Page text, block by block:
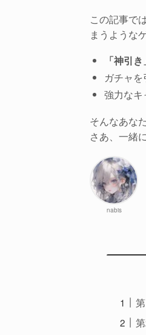
この記事で
まうような
「神引き
ガチャを
強力なキ
そんなあな
さあ、一緒
nabis